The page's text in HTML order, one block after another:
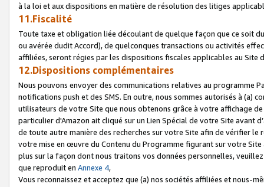
à la loi et aux dispositions en matière de résolution des litiges
11.Fiscalité
Toute taxe et obligation liée découlant de quelque façon que ce soit
ou avérée dudit Accord), de quelconques transactions ou activités
affiliées, seront régies par les dispositions fiscales applicables au Site
12.Dispositions complémentaires
Nous pouvons envoyer des communications relatives au programme
notifications push et des SMS. En outre, nous sommes autorisés à
utilisateurs de votre Site que nous obtenons grâce à votre affichage
particulier d'Amazon ait cliqué sur un Lien Spécial de votre Site avant
de toute autre manière des recherches sur votre Site afin de vérifier
votre mise en œuvre du Contenu du Programme figurant sur votre
plus sur la façon dont nous traitons vos données personnelles,
que reproduit en Annexe 4,
Vous reconnaissez et acceptez que (a) nos sociétés affiliées et nous-